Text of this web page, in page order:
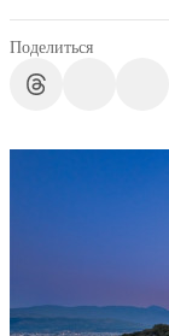
Поделиться